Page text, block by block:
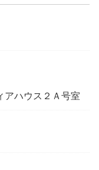
アハウス２Ａ号室